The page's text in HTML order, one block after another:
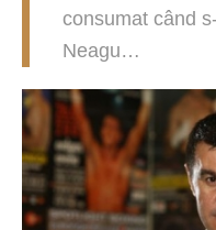
consumat când
Neagu…